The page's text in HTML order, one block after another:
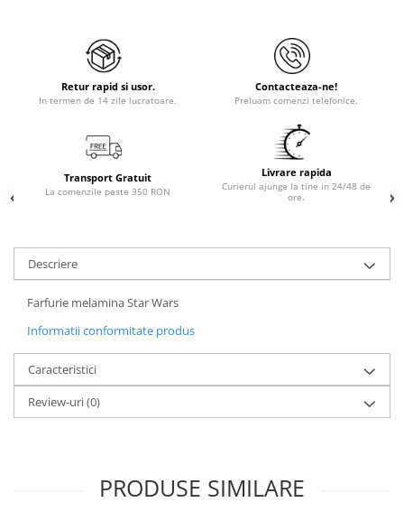
Retur rapid si usor.
In termen de 14 zile lucratoare.
Contacteaza-ne!
Preluam comenzi telefonice.
Transport Gratuit
La comenzile peste 350 RON
Livrare rapida
Curierul ajunge la tine in 24/48 de
ore.
Descriere
Farfurie melamina Star Wars
Informatii conformitate produs
Caracteristici
Review-uri(0)
PRODUSE SIMILARE